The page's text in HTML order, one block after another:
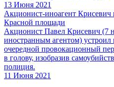
13 Июня 2021
Акционист-иноагент Крисевич
Красной площади
Акционист Павел Крисевич (7
иностранным агентом)
очередной провокационный
в голову, изобразив
полиция.
11 Июня 2021